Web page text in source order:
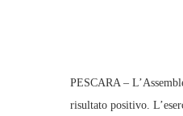
PESCARA –
risultato positivo.